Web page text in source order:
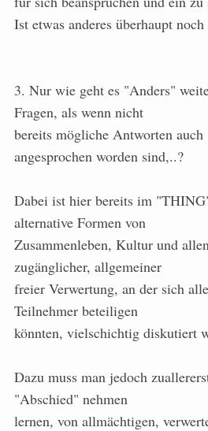
Ist etwas anderes überhaupt
3. Nur wie geht es "Anders"
Fragen, als wenn nicht
bereits mögliche Antworten
angesprochen worden sind,..?
Dabei ist hier bereits im
alternative Formen von
Zusammenleben, Kultur und
zugänglicher, allgemeiner
freier Verwertung, an der sich
Teilnehmer beteiligen
könnten, vielschichtig diskutiert
Dazu muss man jedoch
"Abschied" nehmen
lernen, von allmächtigen,